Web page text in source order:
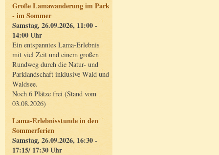
Große Lamawanderung im Park
- im Sommer
Samstag, 26.09.2026, 11:00 -
14:00 Uhr
Ein entspanntes Lama-Erlebnis
mit viel Zeit und einem großen
Rundweg durch die Natur- und
Parklandschaft inklusive Wald und
Waldsee.
Noch 6 Plätze frei (Stand vom
03.08.2026)
Lama-Erlebnisstunde in den
Sommerferien
Samstag, 26.09.2026, 16:30 -
17:15/ 17:30 Uhr